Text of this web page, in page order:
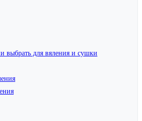
выбрать для вяления и сушки